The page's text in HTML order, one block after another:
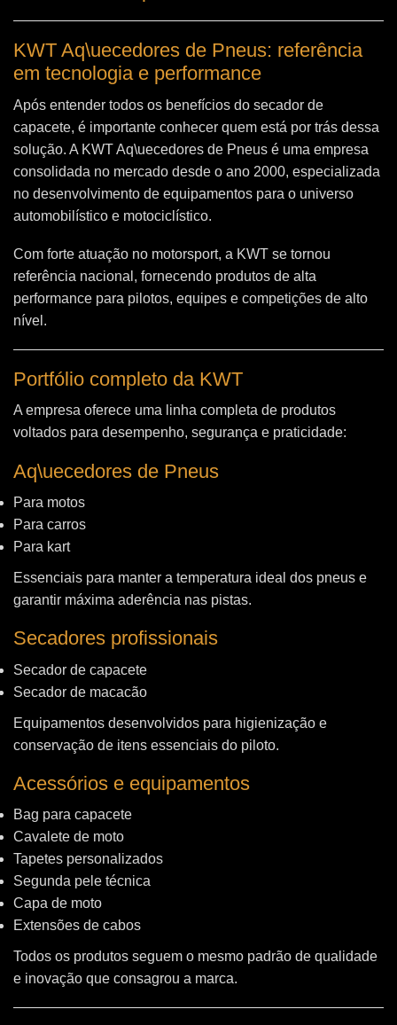
KWT Aq\uecedores de Pneus: referência
em tecnologia e performance
Após entender todos os benefícios do secador de
capacete, é importante conhecer quem está por trás dessa
solução. A KWT Aq\uecedores de Pneus é uma empresa
consolidada no mercado desde o ano 2000, especializada
no desenvolvimento de equipamentos para o universo
automobilístico e motociclístico.
Com forte atuação no motorsport, a KWT se tornou
referência nacional, fornecendo produtos de alta
performance para pilotos, equipes e competições de alto
nível.
Portfólio completo da KWT
A empresa oferece uma linha completa de produtos
voltados para desempenho, segurança e praticidade:
Aq\uecedores de Pneus
Para motos
Para carros
Para kart
Essenciais para manter a temperatura ideal dos pneus e
garantir máxima aderência nas pistas.
Secadores profissionais
Secador de capacete
Secador de macacão
Equipamentos desenvolvidos para higienização e
conservação de itens essenciais do piloto.
Acessórios e equipamentos
Bag para capacete
Cavalete de moto
Tapetes personalizados
Segunda pele técnica
Capa de moto
Extensões de cabos
Todos os produtos seguem o mesmo padrão de qualidade
e inovação que consagrou a marca.